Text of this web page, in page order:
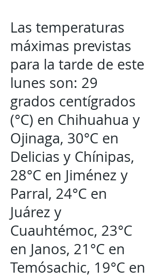
Las temperaturas
máximas previstas
para la tarde de este
lunes son: 29
grados centígrados
(°C) en Chihuahua y
Ojinaga, 30°C en
Delicias y Chínipas,
28°C en Jiménez y
Parral, 24°C en
Juárez y
Cuauhtémoc, 23°C
en Janos, 21°C en
Temósachic, 19°C en